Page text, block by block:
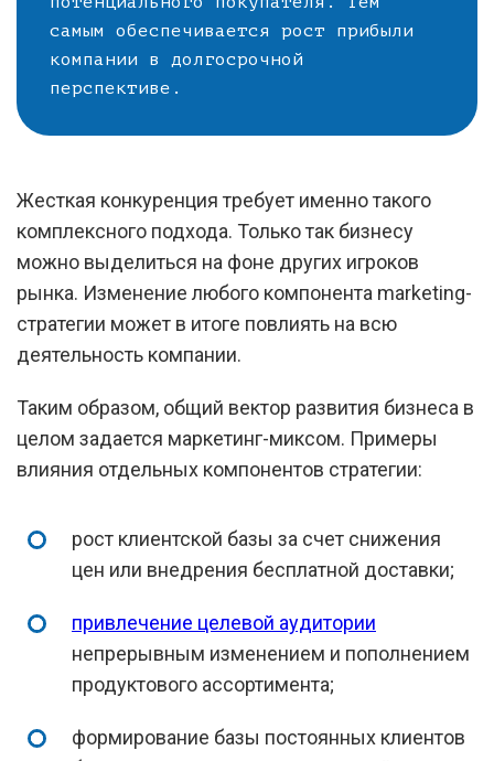
самым обеспечивается рост прибыли
компании в долгосрочной
перспективе.
Жесткая конкуренция требует именно такого
комплексного подхода. Только так бизнесу
можно выделиться на фоне других игроков
рынка. Изменение любого компонента marketing-
стратегии может в итоге повлиять на всю
деятельность компании.
Таким образом, общий вектор развития бизнеса в
целом задается маркетинг-миксом. Примеры
влияния отдельных компонентов стратегии:
рост клиентской базы за счет снижения
цен или внедрения бесплатной доставки;
привлечение целевой аудитории
непрерывным изменением и пополнением
продуктового ассортимента;
формирование базы постоянных клиентов